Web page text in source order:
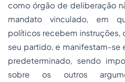
como órgão de deliberação
mandato vinculado, em
políticos recebem instruções,
seu partido, e manifestam-se
predeterminado, sendo
sobre os outros